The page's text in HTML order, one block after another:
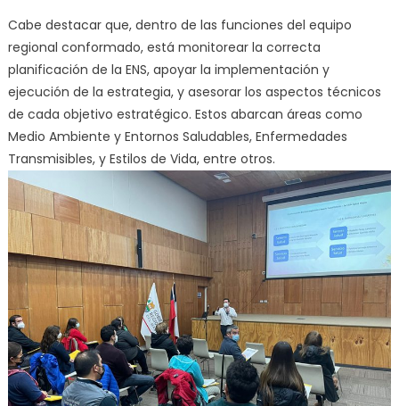
Cabe destacar que, dentro de las funciones del equipo
regional conformado, está monitorear la correcta
planificación de la ENS, apoyar la implementación y
ejecución de la estrategia, y asesorar los aspectos técnicos
de cada objetivo estratégico. Estos abarcan áreas como
Medio Ambiente y Entornos Saludables, Enfermedades
Transmisibles, y Estilos de Vida, entre otros.